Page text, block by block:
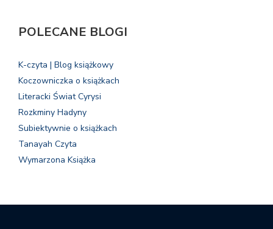
POLECANE BLOGI
K-czyta | Blog książkowy
Koczowniczka o książkach
Literacki Świat Cyrysi
Rozkminy Hadyny
Subiektywnie o książkach
Tanayah Czyta
Wymarzona Książka